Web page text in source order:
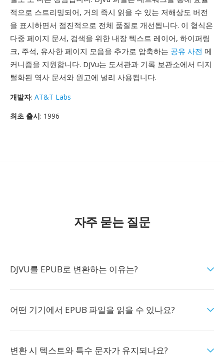
적으로 스트리밍되어, 거의 즉시 읽을 수 있는 저해상도 버전
을 표시하면서 점진적으로 전체 품질로 개선됩니다. 이 형식은
다중 페이지 문서, 검색을 위한 내장 텍스트 레이어, 하이퍼링
크, 주석, 유사한 페이지 모음을 추가로 압축하는 공유 사전 메
커니즘을 지원합니다. DjVu는 도서관과 기록 보관소에서 디지
털화된 역사 문서와 원고에 널리 사용됩니다.
개발자: AT&T Labs
최초 출시: 1996
자주 묻는 질문
DJVU를 EPUB로 변환하는 이유는?
어떤 기기에서 EPUB 파일을 읽을 수 있나요?
변환 시 텍스트와 특수 문자가 유지되나요?